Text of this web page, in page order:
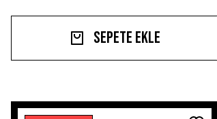
Sepete Ekle